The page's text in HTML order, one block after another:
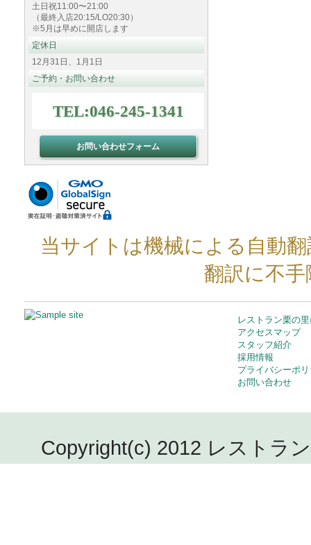
土日祝11:00〜21:00
（最終入店20:15/LO20:30）
※5月は早めに開店します
定休日
12月31日、1月1日
ご予約・お問い合わせ
TEL:046-245-1341
お問い合わせフォーム
当サイトは機械による自動
翻訳に不
レストラン栗の
アクセスマップ
スタッフ紹介
採用情報
プライバシーポ
お問い合わせ
Copyright(c) 2012 レストラ